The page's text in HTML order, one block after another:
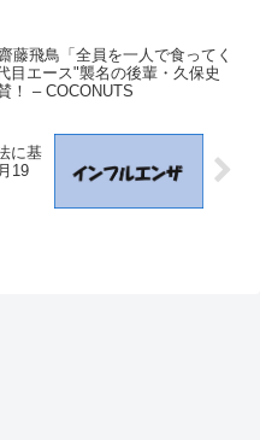
藤飛鳥「全員を一人で食ってく
目エース"襲名の後輩・久保史
！ – COCONUTS
に基
19